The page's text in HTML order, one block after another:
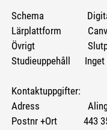
Schema Digital
Lärplattform
Övrigt
Studieuppehåll Inget
Kontaktuppgifter:
Adress
Postnr +Ort 443